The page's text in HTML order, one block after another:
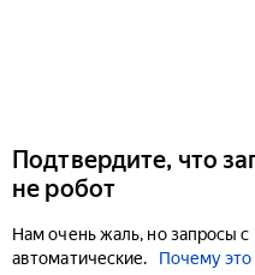
Подтвердите, что
не робот
Нам очень жаль, но запросы
автоматические.
Почему это